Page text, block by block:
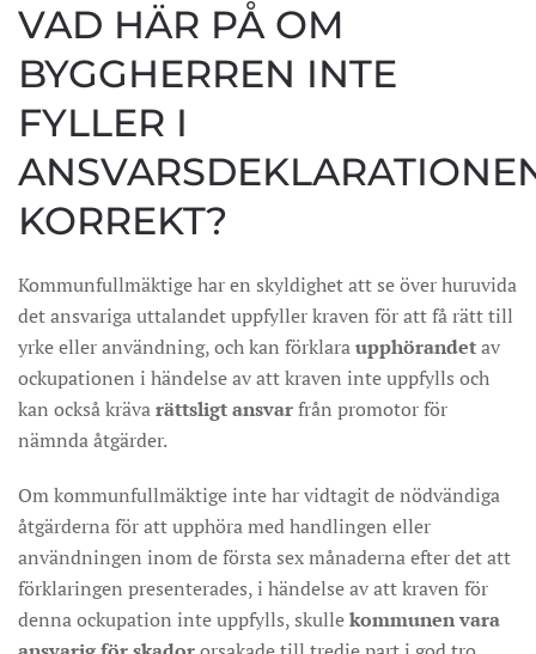
VAD HÄR PÅ OM
BYGGHERREN INTE
FYLLER I
KORREKT?
Kommunfullmäktige har en skyldighet att se över huruvida
det ansvariga uttalandet uppfyller kraven för att få rätt till
yrke eller användning, och kan förklaraupphörandetav
ockupationen i händelse av att kraven inte uppfylls och
kan också krävarättsligt ansvarfrån promotor för
nämnda åtgärder.
Om kommunfullmäktige inte har vidtagit de nödvändiga
åtgärderna för att upphöra med handlingen eller
användningen inom de första sex månaderna efter det att
förklaringen presenterades, i händelse av att kraven för
denna ockupation inte uppfylls, skullekommunen vara